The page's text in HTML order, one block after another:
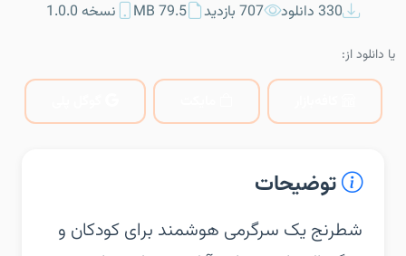
330 دانلود 707 بازدید 79.5 MB نسخه 1.0.0
یا دانلود از:
توضیحات
‏‏شطرنج یک سرگرمی هوشمند برای کودکان و